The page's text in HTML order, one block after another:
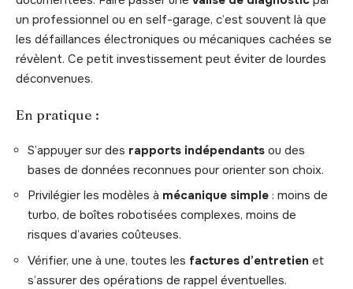
un professionnel ou en self-garage, c’est souvent là que
les défaillances électroniques ou mécaniques cachées se
révèlent. Ce petit investissement peut éviter de lourdes
déconvenues.
En pratique :
S’appuyer sur des rapports indépendants ou des
bases de données reconnues pour orienter son choix.
Privilégier les modèles à mécanique simple : moins de
turbo, de boîtes robotisées complexes, moins de
risques d’avaries coûteuses.
Vérifier, une à une, toutes les factures d’entretien et
s’assurer des opérations de rappel éventuelles.